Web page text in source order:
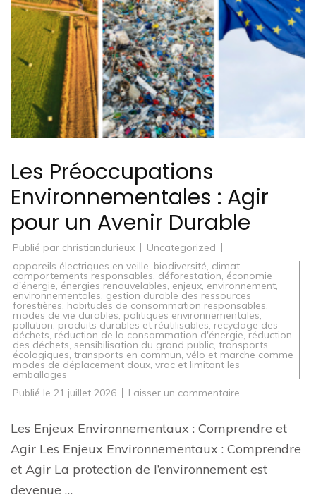
Les Préoccupations
Environnementales : Agir
pour un Avenir Durable
Publié par christiandurieux
Uncategorized
appareils électriques en veille, biodiversité, climat,
comportements responsables, déforestation, économie
d'énergie, énergies renouvelables, enjeux, environnement,
environnementales, gestion durable des ressources
forestières, habitudes de consommation responsables,
modes de vie durables, politiques environnementales,
pollution, produits durables et réutilisables, recyclage des
déchets, réduction de la consommation d'énergie,réduction
des déchets, sensibilisation du grand public, transports
écologiques, transports en commun, vélo et marche comme
modes de déplacement doux, vrac et limitant les
emballages
Publié le 21 juillet 2026 Laisser un commentaire
:
pour
Avenir
Les Enjeux Environnementaux : Comprendre et
Agir Les Enjeux Environnementaux : Comprendre
et Agir La protection de l’environnement est
devenue …